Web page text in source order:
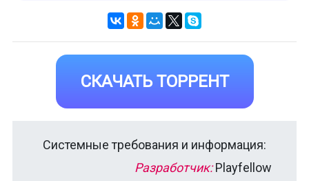
СКАЧАТЬ ТОРРЕНТ
Системные требования и информация:
Разработчик:Playfellow